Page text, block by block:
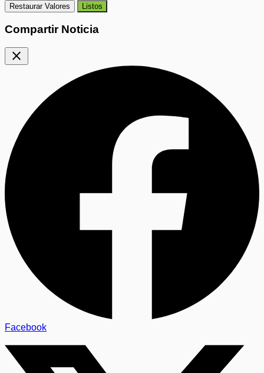
Restaurar Valores Listos
Compartir Noticia
close
Facebook